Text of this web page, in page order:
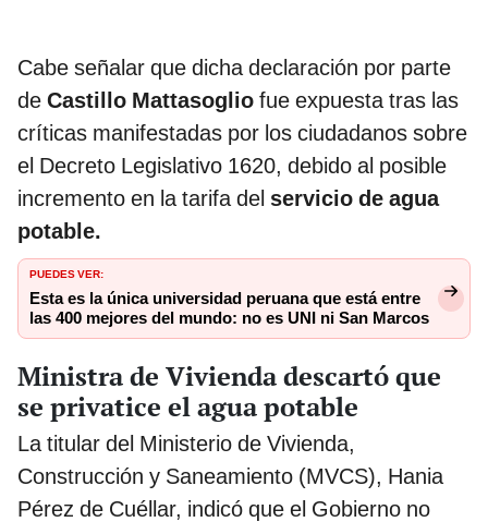
Cabe señalar que dicha declaración por parte
de Castillo Mattasoglio fue expuesta tras las
críticas manifestadas por los ciudadanos sobre
el Decreto Legislativo 1620, debido al posible
incremento en la tarifa del servicio de agua
potable.
PUEDES VER:
Esta es la única universidad peruana que está entre
las 400 mejores del mundo: no es UNI ni San Marcos
Ministra de Vivienda descartó que
se privatice el agua potable
La titular del Ministerio de Vivienda,
Construcción y Saneamiento (MVCS), Hania
Pérez de Cuéllar, indicó que el Gobierno no